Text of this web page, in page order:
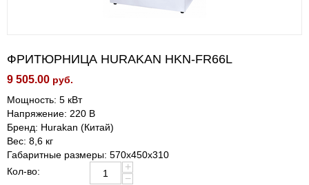
ФРИТЮРНИЦА HURAKAN HKN-FR66L
9 505.00 руб.
Мощность: 5 кВт
Напряжение: 220 В
Бренд: Hurakan (Китай)
Вес: 8,6 кг
Габаритные размеры: 570x450x310
Кол-во:
+
−